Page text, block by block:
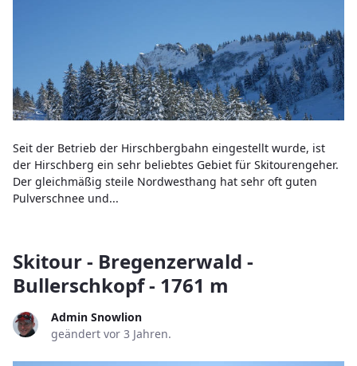
Seit der Betrieb der Hirschbergbahn eingestellt wurde, ist
der Hirschberg ein sehr beliebtes Gebiet für Skitourengeher.
Der gleichmäßig steile Nordwesthang hat sehr oft guten
Pulverschnee und...
Skitour - Bregenzerwald -
Bullerschkopf - 1761 m
Admin Snowlion
geändert vor 3 Jahren.